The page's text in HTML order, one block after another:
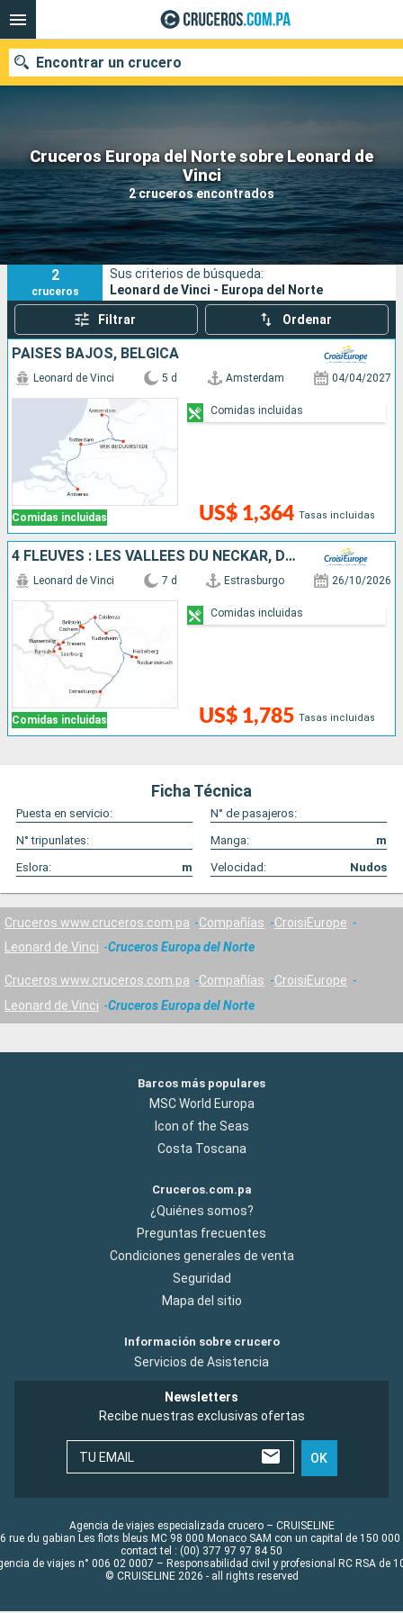
Cruceros Europa del Norte sobre Leonard de
Vinci
2 cruceros encontrados
Encontrar un crucero
Nuestros destinos
Fecha de salida
Puertos Compañías
Buscar
2
cruceros
Sus criterios de búsqueda:
Leonard de Vinci - Europa del Norte
Filtrar Ordenar
PAISES BAJOS, BÉLGICA
Comidas incluidas
Leonard de Vinci 5 d Amsterdam 04/04/2027
US$ 1,364 Tasas incluidas
Comidas incluidas
4 FLEUVES : LES VALLÉES DU NECKAR, DU RHIN ROMANTIQUE, DE LA MOSELLE ET DE LA SARRE
Comidas incluidas
Leonard de Vinci 7 d Estrasburgo 26/10/2026
US$ 1,785 Tasas incluidas
Comidas incluidas
Ficha Técnica
Puesta en servicio:
N° de pasajeros:
N° tripunlates:
Manga:
m
Eslora:
m Velocidad: Nudos
Cruceros www.cruceros.com.pa Compañías
CroisiEurope
Leonard de Vinci
Cruceros Europa del Norte
Cruceros www.cruceros.com.pa Compañías
CroisiEurope
Leonard de Vinci
Cruceros Europa del Norte
Barcos más populares
MSC World Europa
Icon of the Seas
Costa Toscana
Cruceros.com.pa
¿Quiénes somos?
Preguntas frecuentes
Condiciones generales de venta
Seguridad
Mapa del sitio
Información sobre crucero
Servicios de Asistencia
Newsletters
Recibe nuestras exclusivas ofertas
TU EMAIL OK
Agencia de viajes especializada crucero – CRUISELINE
rue du gabian Les flots bleus MC 98 000 Monaco SAM con un capital de 150 000
contact tel : (00) 377 97 97 84 50
de viajes n° 006 02 0007 – Responsabilidad civil y profesional RC RSA de
© CRUISELINE 2026 - all rights reserved